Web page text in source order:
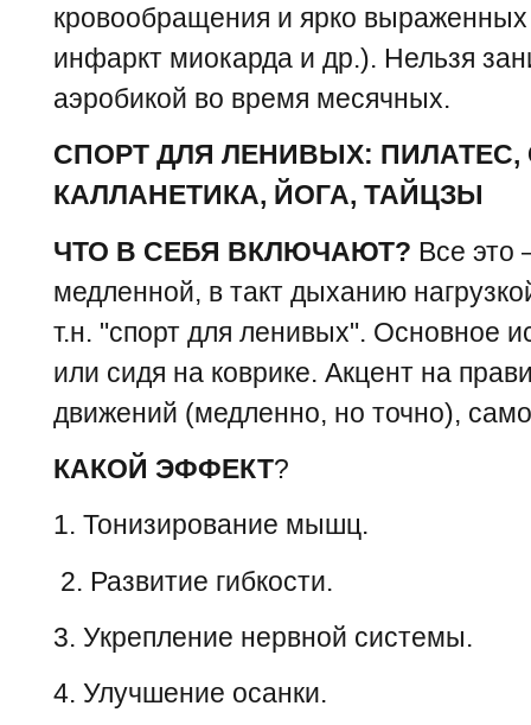
кровообращения и ярко выраженных
инфаркт миокарда и др.). Нельзя
аэробикой во время месячных.
СПОРТ ДЛЯ ЛЕНИВЫХ: ПИЛАТЕС,
КАЛЛАНЕТИКА, ЙОГА, ТАЙЦЗЫ
ЧТО В СЕБЯ ВКЛЮЧАЮТ? Все это
медленной, в такт дыханию
т.н. "спорт для ленивых". Основное
или сидя на коврике. Акцент на
движений (медленно, но точно),
КАКОЙ ЭФФЕКТ?
1. Тонизирование мышц.
2. Развитие гибкости.
3. Укрепление нервной системы.
4. Улучшение осанки.